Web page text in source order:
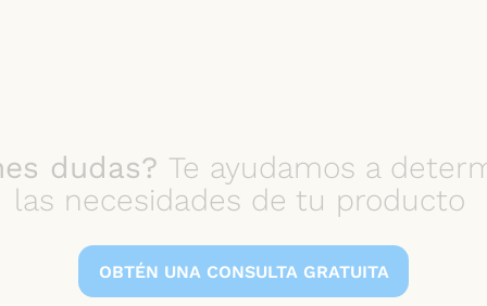
dudas? Te ayudamos a
las necesidades de tu producto
OBTÉN UNA CONSULTA GRATUITA